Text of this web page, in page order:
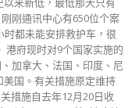
刚通讯中心有650位个案
都未能安排救护车，很
港府现时对9个国家实施的
加拿大、法国、印度、尼
国。有关措施原定维持
措施自去年12月20日收